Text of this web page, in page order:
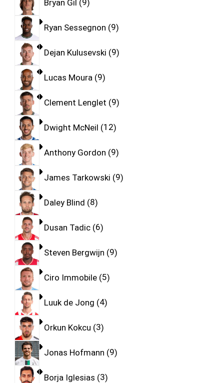
Bryan Gil 9
Ryan Sessegnon 9
Dejan Kulusevski 9
Lucas Moura 9
Clement Lenglet 9
Dwight McNeil 12
Anthony Gordon 9
James Tarkowski 9
Daley Blind 8
Dusan Tadic 6
Steven Bergwijn 9
Ciro Immobile 5
Luuk de Jong 4
Orkun Kokcu 3
Jonas Hofmann 9
Borja Iglesias 3